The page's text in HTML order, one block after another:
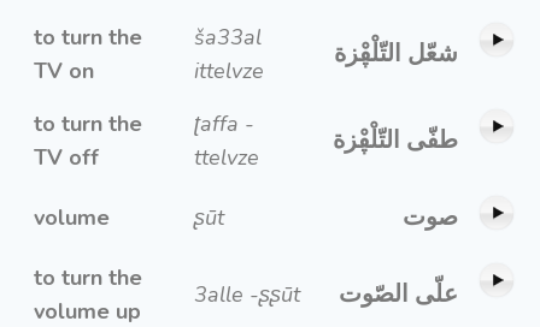
to turn the
TV on
ša33al
ittelvze
شعّل التّلْڥْزة
to turn the
TV off
ʈaffa -
ttelvze
طفّى التّلْڥْزة
volume ʂūt صوت
to turn the
volume up
3alle -ʂʂūt علّى الصّوت